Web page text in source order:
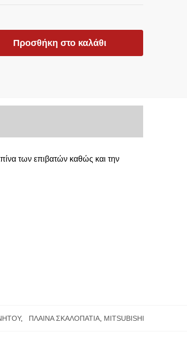
Προσθήκη στο καλάθι
των επιβατών καθώς και την
, ΠΛΑΙΝΑ ΣΚΑΛΟΠΑΤΙΑ MITSUBISHI